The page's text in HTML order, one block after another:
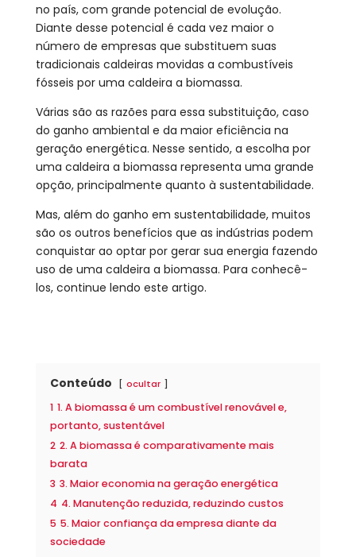
no país, com grande potencial de evolução.
Diante desse potencial é cada vez maior o
número de empresas que substituem suas
tradicionais caldeiras movidas a combustíveis
fósseis por uma caldeira a biomassa.
Várias são as razões para essa substituição, caso
do ganho ambiental e da maior eficiência na
geração energética. Nesse sentido, a escolha por
uma caldeira a biomassa representa uma grande
opção, principalmente quanto à sustentabilidade.
Mas, além do ganho em sustentabilidade, muitos
são os outros benefícios que as indústrias podem
conquistar ao optar por gerar sua energia fazendo
uso de uma caldeira a biomassa. Para conhecê-
los, continue lendo este artigo.
Conteúdo ocultar
1 1. A biomassa é um combustível renovável e,
portanto, sustentável
2 2. A biomassa é comparativamente mais
barata
3 3. Maior economia na geração energética
4 4. Manutenção reduzida, reduzindo custos
5 5. Maior confiança da empresa diante da
sociedade